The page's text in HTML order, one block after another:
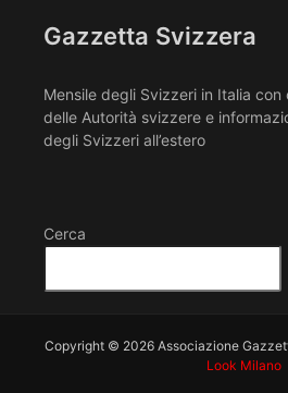
Gazzetta Svizzera
Mensile degli Svizzeri in Italia
delle Autorità svizzere e
degli Svizzeri all’estero
Cerca
Copyright © 2026 Associazione
Look Milano